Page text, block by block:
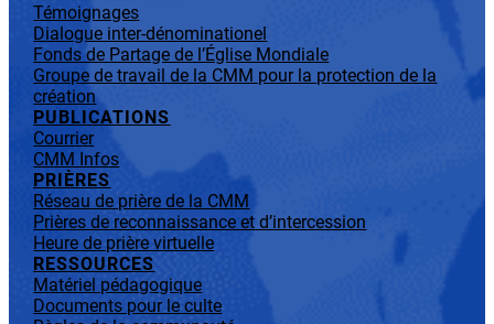
Témoignages
Dialogue inter-dénominationel
Fonds de Partage de l’Église Mondiale
Groupe de travail de la CMM pour la protection de la
création
PUBLICATIONS
Courrier
CMM Infos
PRIÈRES
Réseau de prière de la CMM
Prières de reconnaissance et d’intercession
Heure de prière virtuelle
RESSOURCES
Matériel pédagogique
Documents pour le culte